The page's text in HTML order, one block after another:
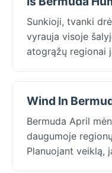
Sunkioji, tvanki
vyrauja visoje
atogrąžų regionai
Wind In
Bermuda April
daugumoje
Planuojant veiklą,